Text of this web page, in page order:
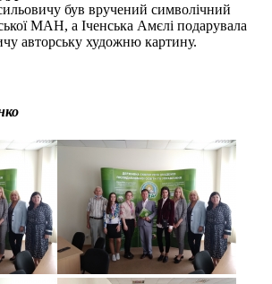
був вручений символічний
МАН, а Іченська Амєлі подарувала
авторську художню картину.